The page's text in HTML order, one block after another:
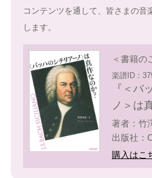
コンテンツを通して、皆さまの音
します。
＜書籍の
楽譜ID：
『＜バ
ノ＞は
著者：竹
出版社：
購入はこ